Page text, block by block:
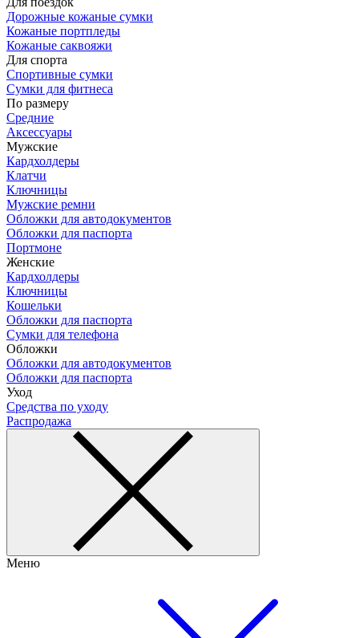
Дорожные кожаные сумки
Кожаные портпледы
Кожаные саквояжи
Для спорта
Спортивные сумки
Сумки для фитнеса
По размеру
Средние
Аксессуары
Мужские
Кардхолдеры
Клатчи
Ключницы
Мужские ремни
Обложки для автодокументов
Обложки для паспорта
Портмоне
Женские
Кардхолдеры
Ключницы
Кошельки
Обложки для паспорта
Сумки для телефона
Обложки
Обложки для автодокументов
Обложки для паспорта
Уход
Средства по уходу
Распродажа
Меню